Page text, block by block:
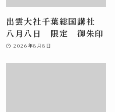
出雲大社千葉総国講社
八月八日 限定 御朱印
2026年8月8日